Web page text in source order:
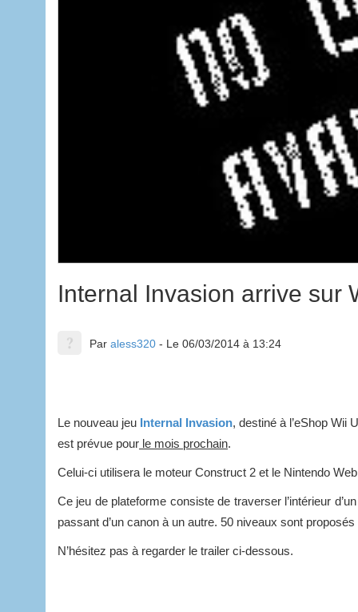
Internal Invasion arrive sur
Par aless320 - Le 06/03/2014 à 13:24
Le nouveau jeu Internal Invasion, destiné à l’eShop Wii
est prévue pour le mois prochain.
Celui-ci utilisera le moteur Construct 2 et le Nintendo
Ce jeu de plateforme consiste de traverser l’intérieur
passant d’un canon à un autre. 50 niveaux sont
N’hésitez pas à regarder le trailer ci-dessous.